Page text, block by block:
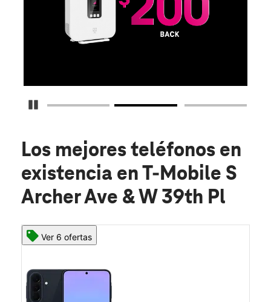
Detener carrusel
Los mejores teléfonos en
existencia en T-Mobile S
Archer Ave & W 39th Pl
Ver 6 ofertas